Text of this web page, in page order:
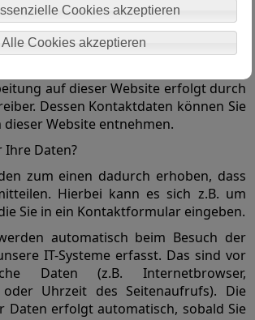
Cookies akzeptieren
Alle Cookies akzeptieren
AUF UNSERER WEBSITE
für die Datenerfassung auf
auf dieser Website erfolgt durch
Dessen Kontaktdaten können Sie
Website entnehmen.
Ihre Daten?
zum einen dadurch erhoben, dass
Hierbei kann es sich z.B. um
Sie in ein Kontaktformular eingeben.
automatisch beim Besuch der
IT-Systeme erfasst. Das sind vor
Daten (z.B. Internetbrowser,
oder Uhrzeit des Seitenaufrufs). Die
Daten erfolgt automatisch, sobald Sie